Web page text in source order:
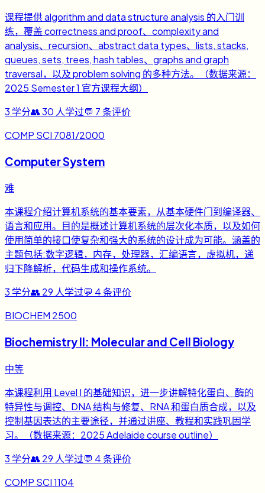
课程提供 algorithm and data structure analysis 的入门训
练，覆盖 correctness and proof、complexity and
analysis、recursion、abstract data types、lists, stacks,
queues, sets, trees, hash tables、graphs and graph
traversal，以及 problem solving 的多种方法。（数据来源：
2025 Semester 1 官方课程大纲）
3 学分👥30 人学过💬 7条评价
COMP SCI 7081/2000
Computer System
难
本课程介绍计算机系统的基本要素，从基本硬件门到编译器、
语言和应用。目的是概述计算机系统的层次化本质，以及如何
使用简单的接口使复杂和强大的系统的设计成为可能。涵盖的
主题包括:数字逻辑，内存，处理器，汇编语言，虚拟机，递
归下降解析，代码生成和操作系统。
3 学分👥 29 人学过💬 4条评价
BIOCHEM 2500
Biochemistry II: Molecular and Cell Biology
中等
本课程利用 Level I 的基础知识，进一步讲解特化蛋白、酶的
特异性与调控、DNA 结构与修复、RNA 和蛋白质合成，以及
控制基因表达的主要途径，并通过讲座、教程和实践巩固学
习。（数据来源：2025 Adelaide course outline）
3 学分👥 29 人学过💬 4条评价
COMP SCI 1104